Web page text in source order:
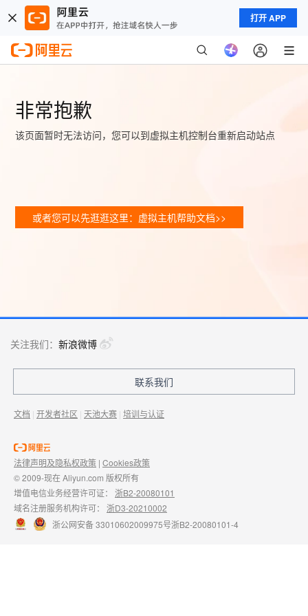
打开 APP
非常抱歉
该页面暂时无法访问，您可以到虚拟主机控制台重新启动站点
或者您可以先逛逛这里：虚拟主机帮助文档>>